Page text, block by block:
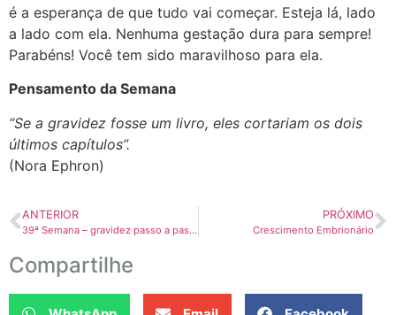
é a esperança de que tudo vai começar. Esteja lá, lado
a lado com ela. Nenhuma gestação dura para sempre!
Parabéns! Você tem sido maravilhoso para ela.
Pensamento da Semana
“Se a gravidez fosse um livro, eles cortariam os dois
últimos capítulos”.
(Nora Ephron)
ANTERIOR
39ª Semana – gravidez passo a passo
PRÓXIMO
Crescimento Embrionário
Compartilhe